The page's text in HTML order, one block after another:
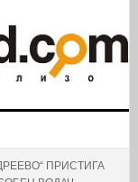
ПРИСТИГА